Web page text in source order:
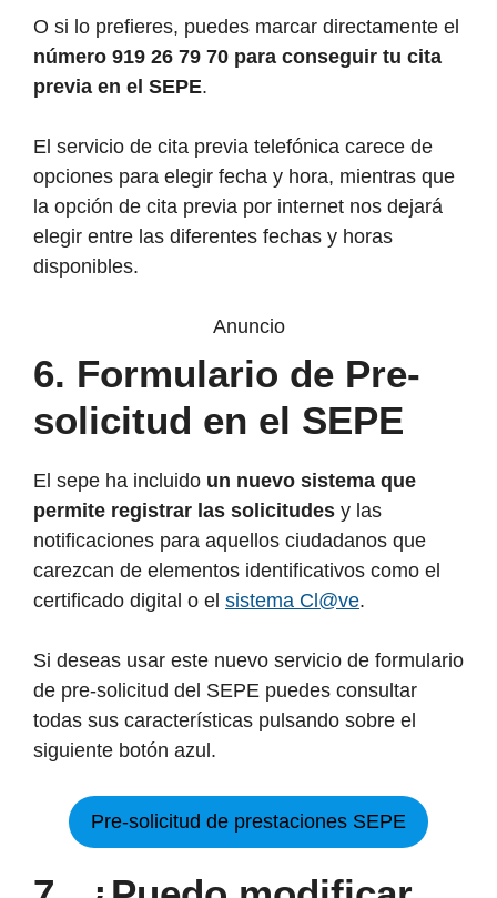
O si lo prefieres, puedes marcar directamente el
número 919 26 79 70 para conseguir tu cita
previa en el SEPE.
El servicio de cita previa telefónica carece de
opciones para elegir fecha y hora, mientras que
la opción de cita previa por internet nos dejará
elegir entre las diferentes fechas y horas
disponibles.
Anuncio
6. Formulario de Pre-
solicitud en el SEPE
El sepe ha incluido un nuevo sistema que
permite registrar las solicitudes y las
notificaciones para aquellos ciudadanos que
carezcan de elementos identificativos como el
certificado digital o el sistema Cl@ve.
Si deseas usar este nuevo servicio de formulario
de pre-solicitud del SEPE puedes consultar
todas sus características pulsando sobre el
siguiente botón azul.
Pre-solicitud de prestaciones SEPE